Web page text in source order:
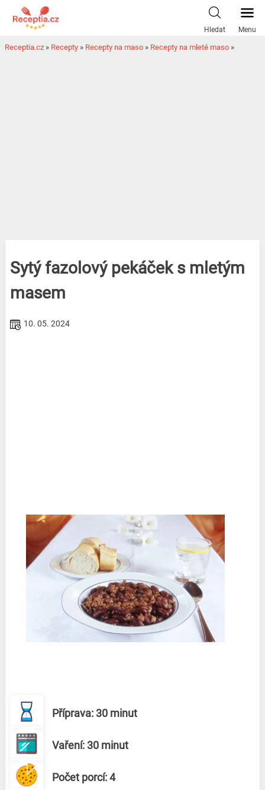
Hledat Menu
Receptia.cz » Recepty » Recepty na maso » Recepty na mleté maso »
Sytý fazolový pekáček s mletým
masem
10. 05. 2024
Příprava: 30 minut
Vaření: 30 minut
Počet porcí: 4